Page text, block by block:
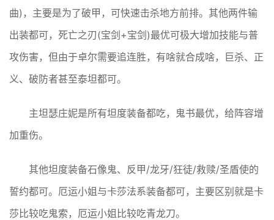
曲)，主要是为了破甲，可快速击杀地方前排。其他两件输
出装都可，死亡之刃(宝剑+宝剑)最优可极大增加技能与普
攻伤害，但由于卓尔需要追连胜，有啥就合成啥，巨杀、正
义、破防者甚至泰坦都可。
主坦瑟庄妮是所有坦度装备都吃，鬼书最优，给阵容增
加重伤。
其他坦度装备石像鬼、反甲/龙牙/狂徒/救赎/圣盾使的
誓约都可。厄运小姐与卡莎法系装备都可，主要区别就是卡
莎比较吃鬼索，厄运小姐比较吃青龙刀。